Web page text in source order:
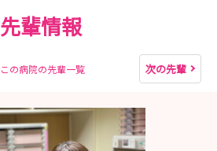
先輩情報
この病院の先輩一覧 次の先輩